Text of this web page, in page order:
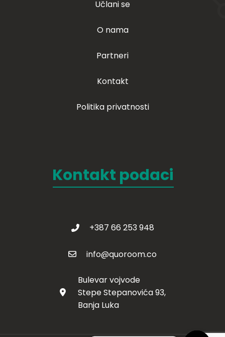
Učlani se
O nama
Partneri
Kontakt
Politika privatnosti
Kontakt podaci
+387 66 253 948
info@quoroom.co
Bulevar vojvode
Stepe Stepanovića 93,
Banja Luka